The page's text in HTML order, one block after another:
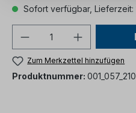
Sofort verfügbar, Lieferzeit:
Zum Merkzettel hinzufügen
Produktnummer: